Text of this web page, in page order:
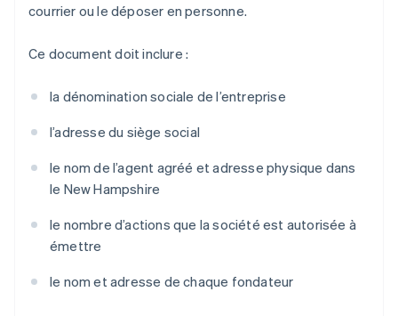
courrier ou le déposer en personne.
Ce document doit inclure :
la dénomination sociale de l’entreprise
l’adresse du siège social
le nom de l’agent agréé et adresse physique dans
le New Hampshire
le nombre d’actions que la société est autorisée à
émettre
le nom et adresse de chaque fondateur